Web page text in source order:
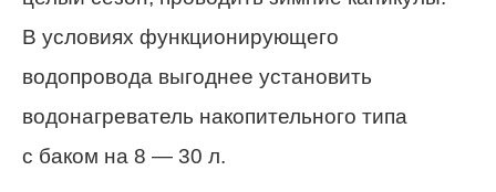
В условиях функционирующего
водопровода выгоднее установить
водонагреватель накопительного типа
с баком на 8 — 30 л.